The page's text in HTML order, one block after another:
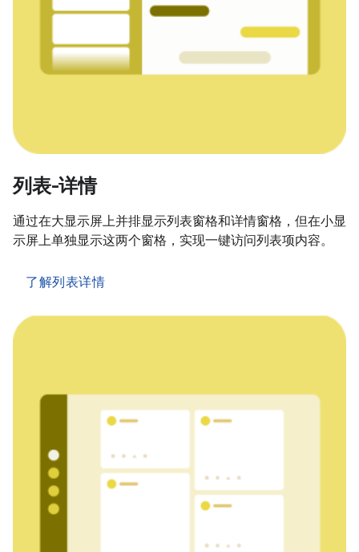
列表-详情
通过在大显示屏上并排显示列表窗格和详情窗格，但在小显
示屏上单独显示这两个窗格，实现一键访问列表项内容。
了解列表详情